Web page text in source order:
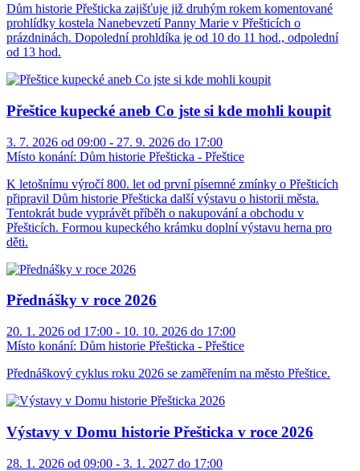
Dům historie Přešticka zajišťuje již druhým rokem komentované
prohlídky kostela Nanebevzetí Panny Marie v Přešticích o
prázdninách. Dopolední prohldíka je od 10 do 11 hod., odpolední
od 13 hod.
Přeštice kupecké aneb Co jste si kde mohli koupit
3. 7. 2026 od 09:00 - 27. 9. 2026 do 17:00
Místo konání: Dům historie Přešticka - Přeštice
K letošnímu výročí 800. let od první písemné zmínky o Přešticích
připravil Dům historie Přešticka další výstavu o historii města.
Tentokrát bude vyprávět příběh o nakupování a obchodu v
Přešticích. Formou kupeckého krámku doplní výstavu herna pro
děti.
Přednášky v roce 2026
20. 1. 2026 od 17:00 - 10. 10. 2026 do 17:00
Místo konání: Dům historie Přešticka - Přeštice
Přednáškový cyklus roku 2026 se zaměřením na město Přeštice.
Výstavy v Domu historie Přešticka v roce 2026
28. 1. 2026 od 09:00 - 3. 1. 2027 do 17:00